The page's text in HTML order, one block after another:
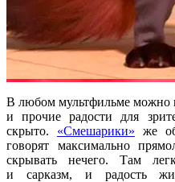
В любом мультфильме можно
и прочие радости для
скрыто. «Смешарики» же
говорят максимально
скрывать нечего. Там
и сарказм, и радость